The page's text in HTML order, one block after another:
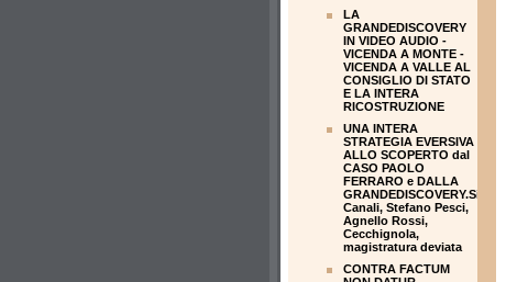
LA
GRANDEDISCOVERY
IN VIDEO AUDIO -
VICENDA A MONTE -
VICENDA A VALLE AL
CONSIGLIO DI STATO
E LA INTERA
RICOSTRUZIONE
UNA INTERA
STRATEGIA EVERSIVA
ALLO SCOPERTO dal
CASO PAOLO
FERRARO e DALLA
GRANDEDISCOVERY.Silvia
Canali, Stefano Pesci,
Agnello Rossi,
Cecchignola,
magistratura deviata
CONTRA FACTUM